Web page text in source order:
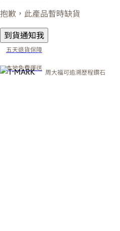
抱歉，此產品暫時缺貨
到貨通知我
五天退貨保障
本地免費運送
周大福可追溯歷程鑽石